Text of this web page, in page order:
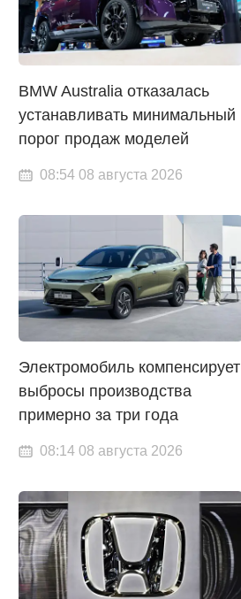
BMW Australia отказалась
устанавливать минимальный
порог продаж моделей
08:54 08 августа 2026
Электромобиль компенсирует
выбросы производства
примерно за три года
08:14 08 августа 2026